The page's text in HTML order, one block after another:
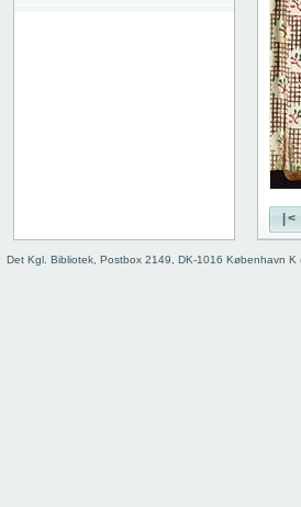
bind (z)
bind, ryg
|<
Det Kgl. Bibliotek, Postbox 2149, DK-1016 København